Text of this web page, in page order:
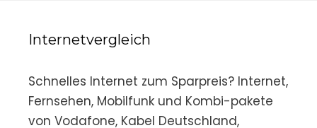
Internetvergleich
Schnelles Internet zum Sparpreis? Internet,
Fernsehen, Mobilfunk und Kombi-pakete
von Vodafone, Kabel Deutschland,